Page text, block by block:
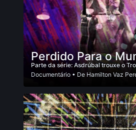
Perdido Para o
Parte da série: Asdrúbal trouxe o
Documentário • De Hamilton Vaz